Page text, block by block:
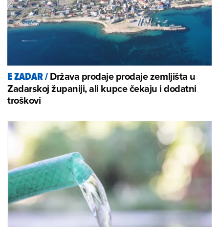
E ZADAR/Država prodaje prodaje zemljišta u
Zadarskoj županiji, ali kupce čekaju i dodatni
troškovi